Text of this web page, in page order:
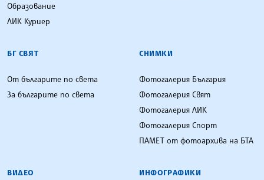
Образование
ЛИК Куриер
БГ СВЯТ
От българите по света
За българите по света
СНИМКИ
Фотогалерия България
Фотогалерия Свят
Фотогалерия ЛИК
Фотогалерия Спорт
ПАМЕТ от фотоархива на БТА
ВИДЕО ИНФОГРАФИКИ